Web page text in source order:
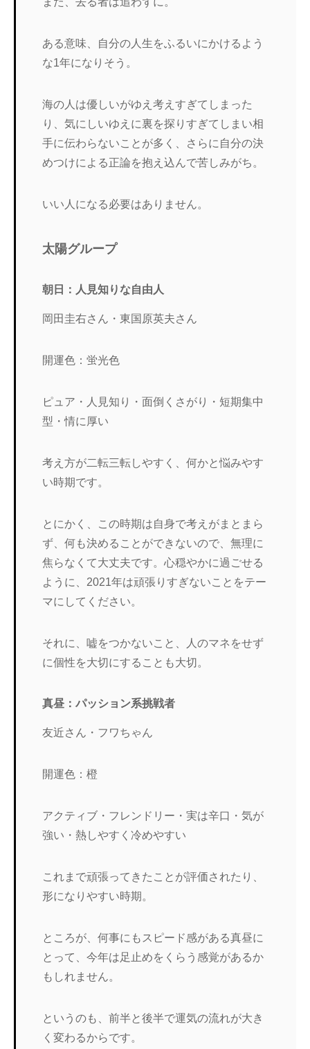
ある意味、自分の人生をふるいにかけるよう
な1年になりそう。
海の人は優しいがゆえ考えすぎてしまった
り、気にしいゆえに裏を探りすぎてしまい相
手に伝わらないことが多く、さらに自分の決
めつけによる正論を抱え込んで苦しみがち。
いい人になる必要はありません。
太陽グループ
朝日：人見知りな自由人
岡田圭右さん・東国原英夫さん
開運色：蛍光色
ピュア・人見知り・面倒くさがり・短期集中
型・情に厚い
考え方が二転三転しやすく、何かと悩みやす
い時期です。
とにかく、この時期は自身で考えがまとまら
ず、何も決めることができないので、無理に
焦らなくて大丈夫です。心穏やかに過ごせる
ように、2021年は頑張りすぎないことをテー
マにしてください。
それに、嘘をつかないこと、人のマネをせず
に個性を大切にすることも大切。
真昼：パッション系挑戦者
友近さん・フワちゃん
開運色：橙
アクティブ・フレンドリー・実は辛口・気が
強い・熱しやすく冷めやすい
これまで頑張ってきたことが評価されたり、
形になりやすい時期。
ところが、何事にもスピード感がある真昼に
とって、今年は足止めをくらう感覚があるか
もしれません。
というのも、前半と後半で運気の流れが大き
く変わるからです。